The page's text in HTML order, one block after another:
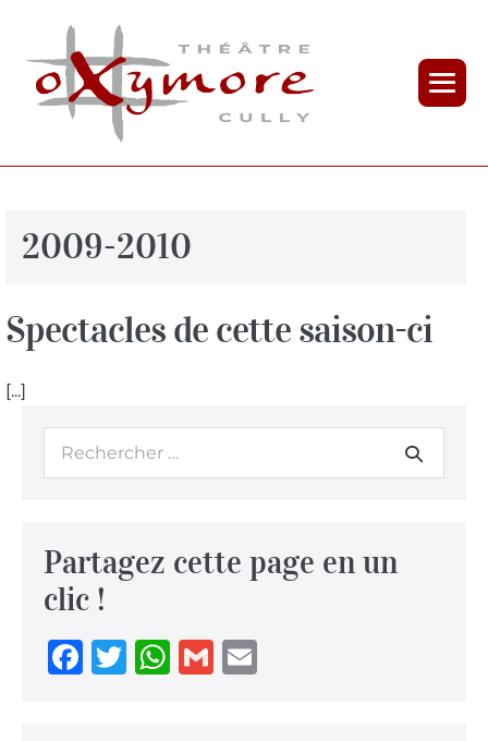
2009-2010
Spectacles de cette saison-ci
[...]
Partagez cette page en un
clic !
F
T
W G